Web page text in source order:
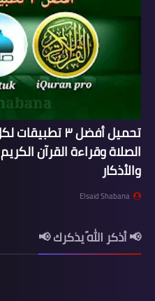
تحميل أفضل ٣
الصلاة وقراءة القرآن
والأذكار
Elsaid Shabana
📢 أذكر اللّه يذكرك 📢